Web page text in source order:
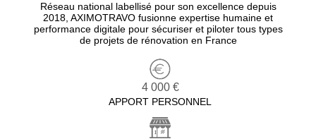
Réseau national labellisé pour son excellence depuis
2018, AXIMOTRAVO fusionne expertise humaine et
performance digitale pour sécuriser et piloter tous types
de projets de rénovation en France
4 000 €
APPORT PERSONNEL